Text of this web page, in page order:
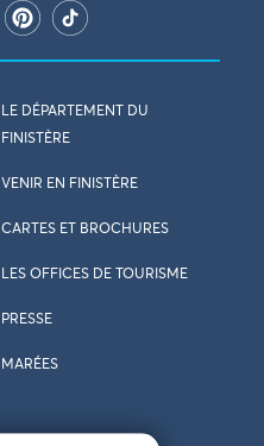
LE DÉPARTEMENT DU
FINISTÈRE
VENIR EN FINISTÈRE
CARTES ET BROCHURES
LES OFFICES DE TOURISME
PRESSE
MARÉES